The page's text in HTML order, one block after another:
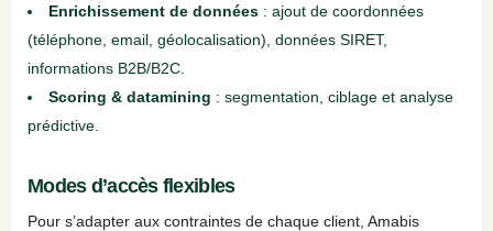
Enrichissement de données : ajout de coordonnées
(téléphone, email, géolocalisation), données SIRET,
informations B2B/B2C.
Scoring & datamining : segmentation, ciblage et analyse
prédictive.
Modes d’accès flexibles
Pour s’adapter aux contraintes de chaque client, Amabis